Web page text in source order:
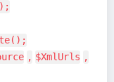
, $XmlUrls ,